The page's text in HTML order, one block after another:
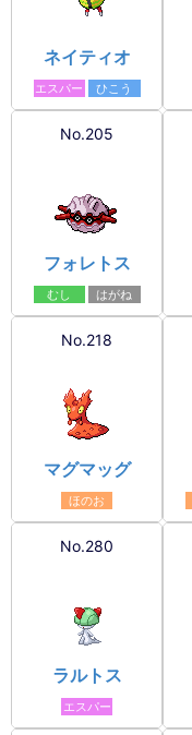
ネイティオ
エスパー ひこう
No.205
フォレトス
むし はがね
No.218
マグマッグ
ほのお
No.280
ラルトス
エスパー